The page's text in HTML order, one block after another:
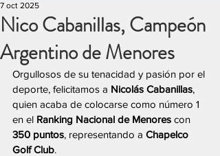
Nico Cabanillas, Campeón
Argentino de Menores
7 oct 2025
Orgullosos de su tenacidad y pasión por el
deporte, felicitamos a Nicolás Cabanillas,
quien acaba de colocarse como número 1
en el Ranking Nacional de Menores con
350 puntos, representando a Chapelco
Golf Club.